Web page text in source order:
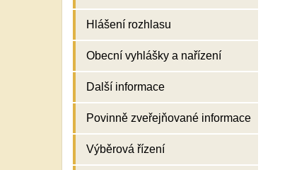
Hlášení rozhlasu
Obecní vyhlášky a nařízení
Další informace
Povinně zveřejňované informace
Výběrová řízení